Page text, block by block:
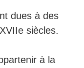
dues à des
siècles.
à la